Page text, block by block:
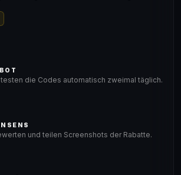
die Codes automatisch zweimal täglich.
und teilen Screenshots der Rabatte.